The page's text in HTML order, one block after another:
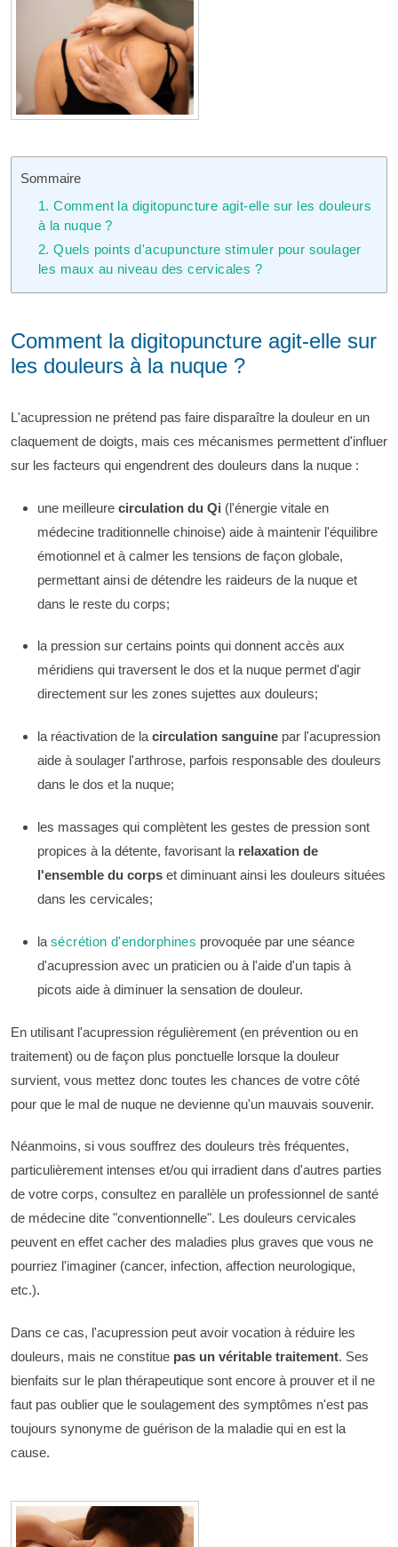
Sommaire
1. Comment la digitopuncture agit-elle sur les douleurs
à la nuque ?
2. Quels points d'acupuncture stimuler pour soulager
les maux au niveau des cervicales ?
Comment la digitopuncture agit-elle sur
les douleurs à la nuque ?
L'acupression ne prétend pas faire disparaître la douleur en un
claquement de doigts, mais ces mécanismes permettent d'influer
sur les facteurs qui engendrent des douleurs dans la nuque :
une meilleure circulation du Qi (l'énergie vitale en
médecine traditionnelle chinoise) aide à maintenir l'équilibre
émotionnel et à calmer les tensions de façon globale,
permettant ainsi de détendre les raideurs de la nuque et
dans le reste du corps;
la pression sur certains points qui donnent accès aux
méridiens qui traversent le dos et la nuque permet d'agir
directement sur les zones sujettes aux douleurs;
la réactivation de la circulation sanguine par l'acupression
aide à soulager l'arthrose, parfois responsable des douleurs
dans le dos et la nuque;
les massages qui complètent les gestes de pression sont
propices à la détente, favorisant la relaxation de
l'ensemble du corps et diminuant ainsi les douleurs situées
dans les cervicales;
la sécrétion d'endorphines provoquée par une séance
d'acupression avec un praticien ou à l'aide d'un tapis à
picots aide à diminuer la sensation de douleur.
En utilisant l'acupression régulièrement (en prévention ou en
traitement) ou de façon plus ponctuelle lorsque la douleur
survient, vous mettez donc toutes les chances de votre côté
pour que le mal de nuque ne devienne qu'un mauvais souvenir.
Néanmoins, si vous souffrez des douleurs très fréquentes,
particulièrement intenses et/ou qui irradient dans d'autres parties
de votre corps, consultez en parallèle un professionnel de santé
de médecine dite "conventionnelle". Les douleurs cervicales
peuvent en effet cacher des maladies plus graves que vous ne
pourriez l'imaginer (cancer, infection, affection neurologique,
etc.).
Dans ce cas, l'acupression peut avoir vocation à réduire les
douleurs, mais ne constitue pas un véritable traitement. Ses
bienfaits sur le plan thérapeutique sont encore à prouver et il ne
faut pas oublier que le soulagement des symptômes n'est pas
toujours synonyme de guérison de la maladie qui en est la
cause.